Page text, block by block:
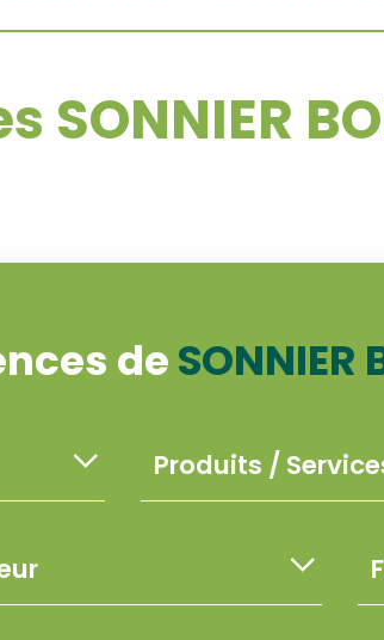
SONNIER
deSONNIER